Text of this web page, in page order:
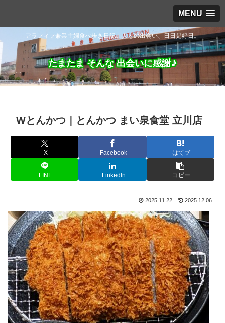
MENU
アラフィフ兼業主婦食べ歩き日記。人との出会い、日日是好日。
たまたま そんな 出会いに感謝♪
Wとんかつ｜とんかつ まい泉食堂 立川店
X Facebook はてブ
LINE LinkedIn コピー
2025.11.22 2025.12.06